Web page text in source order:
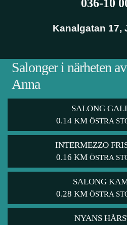
036-10
Kanalgatan 17,
Salonger i närheten
Anna
SALONG
0.14 KM ÖSTRA
INTERMEZZO
0.16 KM ÖSTRA
SALONG
0.28 KM ÖSTRA
NYANS